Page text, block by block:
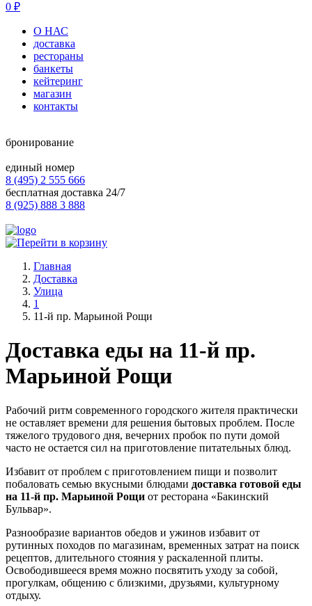
0 ₽
О НАС
доставка
рестораны
банкеты
кейтеринг
магазин
контакты
бронирование
единый номер
8 (495) 2 555 666
бесплатная доставка 24/7
8 (925) 888 3 888
Главная
Доставка
Улица
1
11-й пр. Марьиной Рощи
Доставка еды на 11-й пр.
Марьиной Рощи
Рабочий ритм современного городского жителя практически
не оставляет времени для решения бытовых проблем. После
тяжелого трудового дня, вечерних пробок по пути домой
часто не остается сил на приготовление питательных блюд.
Избавит от проблем с приготовлением пищи и позволит
побаловать семью вкусными блюдами доставка готовой еды
на 11-й пр. Марьиной Рощи от ресторана «Бакинский
Бульвар».
Разнообразие вариантов обедов и ужинов избавит от
рутинных походов по магазинам, временных затрат на поиск
рецептов, длительного стояния у раскаленной плиты.
Освободившееся время можно посвятить уходу за собой,
прогулкам, общению с близкими, друзьями, культурному
отдыху.